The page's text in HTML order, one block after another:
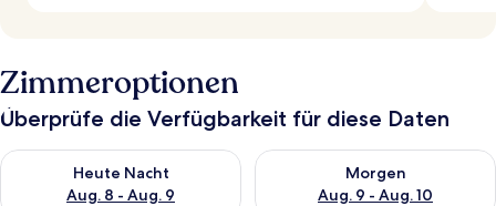
Zimmeroptionen
Überprüfe die Verfügbarkeit für diese Daten
Heute Nacht
Aug. 8 - Aug. 9
Überprüfe die Verfügbarkeit für heute Nacht, Aug. 8 - Aug. 9.
Morgen
Aug. 9 - Aug. 10
Überprüfe die Verfügbarkeit